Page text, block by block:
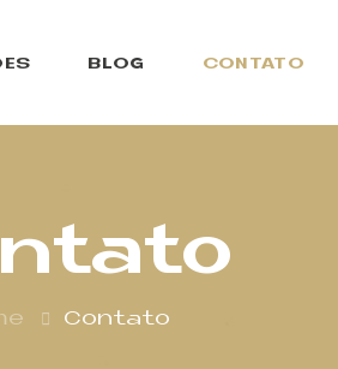
BLOG CONTATO
Contato